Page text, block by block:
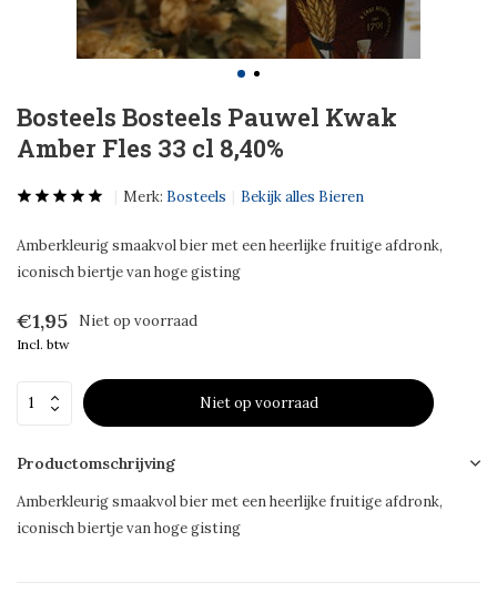
Bosteels Bosteels Pauwel Kwak
Amber Fles 33 cl 8,40%
Merk: Bosteels Bekijk alles Bieren
Amberkleurig smaakvol bier met een heerlijke fruitige afdronk,
iconisch biertje van hoge gisting
€1,95 Niet op voorraad
Incl. btw
Niet op voorraad
Productomschrijving
Amberkleurig smaakvol bier met een heerlijke fruitige afdronk,
iconisch biertje van hoge gisting